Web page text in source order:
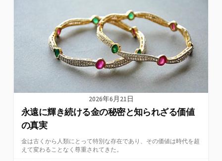
2026年6月21日
永遠に輝き続ける金の秘密と知られざる価値
の真実
金は古くから人類にとって特別な存在であり、その価値は時代を超
えて変わることなく尊重されてきた。